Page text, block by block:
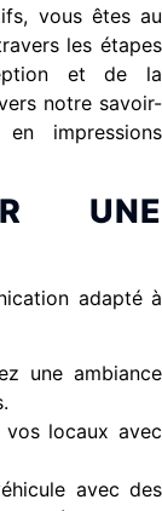
vous êtes au
les étapes
et de la
notre savoir-
impressions
UNE
adapté à
une ambiance
vos locaux avec
avec des